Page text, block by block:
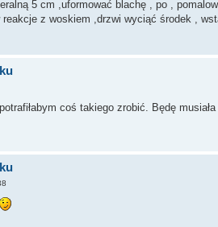
5 cm ,uformować blachę , po ,
z woskiem ,drzwi wyciąć środek ,
coś takiego zrobić. Będę